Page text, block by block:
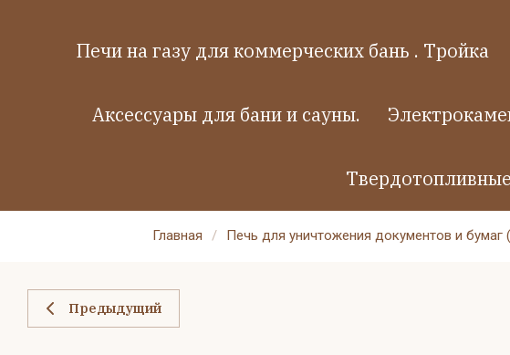
Печи на газу для коммерческих бань . Тройка
Аксессуары для бани и сауны.
Главная / Печь для уничтожения документов и бумаг
Предыдущий